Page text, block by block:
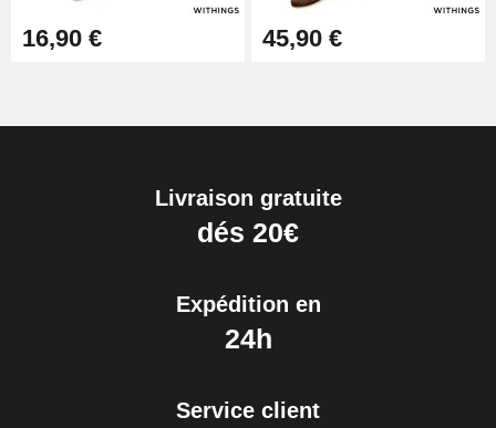
16,90 € 45,90 €
Livraison gratuite
dés 20€
Expédition en
24h
Service client